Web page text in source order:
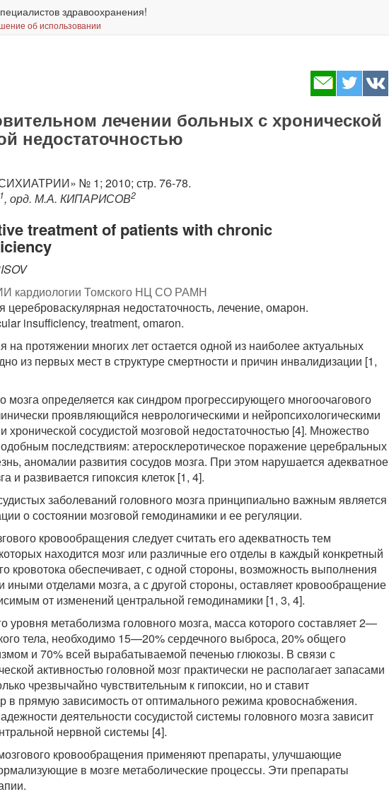
здравоохранения!
об использовании
лечении больных с хронической
недостаточностью
№ 1; 2010; стр. 76-78.
1, орд. М.А. КИПАРИСОВ2
treatment of patients with chronic
кардиологии Томского НЦ СО РАМН
цереброваскулярная недостаточность, лечение, омарон.
insufficiency, treatment, omaron.
на протяжении многих лет остается одной из наиболее актуальных
из первых мест в структуре смертности и причин инвалидизации [1,
определяется как синдром прогрессирующего многоочагового
проявляющийся неврологическими и нейропсихологическими
сосудистой мозговой недостаточностью [4]. Множество
последствиям: атеросклеротическое поражение церебральных
аномалии развития сосудов мозга. При этом нарушается адекватное
и развивается гипоксия клеток [1, 4].
заболеваний головного мозга принципиально важным является
о состоянии мозговой гемодинамики и ее регуляции.
кровообращения следует считать его адекватность тем
находится мозг или различные его отделы в каждый конкретный
кровотока обеспечивает, с одной стороны, возможность выполнения
отделами мозга, а с другой стороны, оставляет кровообращение
от изменений центральной гемодинамики [1, 3, 4].
метаболизма головного мозга, масса которого составляет 2—
тела, необходимо 15—20% сердечного выброса, 20% общего
и 70% всей вырабатываемой печенью глюкозы. В связи с
активностью головной мозг практически не располагает запасами
чрезвычайно чувствительным к гипоксии, но и ставит
в прямую зависимость от оптимального режима кровоснабжения.
деятельности сосудистой системы головного мозга зависит
нервной системы [4].
кровообращения применяют препараты, улучшающие
в мозге метаболические процессы. Эти препараты